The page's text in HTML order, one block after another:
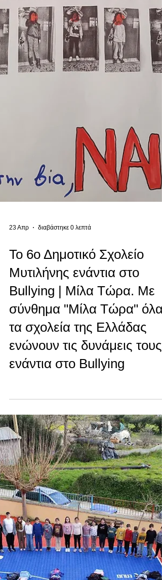
23 Απρ διαβάστηκε 0 λεπτά
Το 6ο Δημοτικό Σχολείο
Μυτιλήνης ενάντια στο
Bullying | Μίλα Τώρα. Με
σύνθημα "Μίλα Τώρα" όλα
τα σχολεία της Ελλάδας
ενώνουν τις δυνάμεις τους